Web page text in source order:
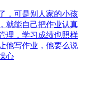
，可是别人家的小孩
就能自己把作业认真
理，学习成绩也照样
他写作业，他要么说
心